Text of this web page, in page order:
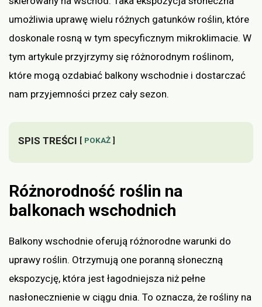
umożliwia uprawę wielu różnych gatunków roślin, które
doskonale rosną w tym specyficznym mikroklimacie. W
tym artykule przyjrzymy się różnorodnym roślinom,
które mogą ozdabiać balkony wschodnie i dostarczać
nam przyjemności przez cały sezon.
SPIS TREŚCI POKAŻ
Różnorodność roślin na
balkonach wschodnich
Balkony wschodnie oferują różnorodne warunki do
uprawy roślin. Otrzymują one poranną słoneczną
ekspozycję, która jest łagodniejsza niż pełne
nasłonecznienie w ciągu dnia. To oznacza, że rośliny na